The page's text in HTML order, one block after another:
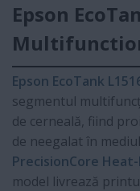
Epson
Epson EcoTank
segmentul
de cerneală, fiind
de neegalat în
PrecisionCore
model livrează